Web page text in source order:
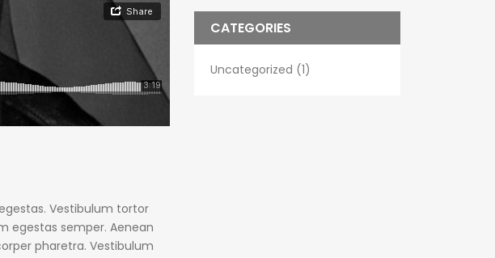
Vestibulum tortor
egestas semper. Aenean
pharetra. Vestibulum
CATEGORIES
Uncategorized (1)